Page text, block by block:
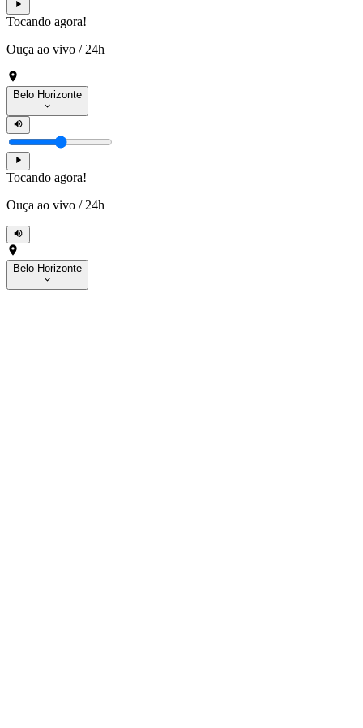
Tocando agora!
Ouça ao vivo / 24h
Belo Horizonte
Tocando agora!
Ouça ao vivo / 24h
Belo Horizonte